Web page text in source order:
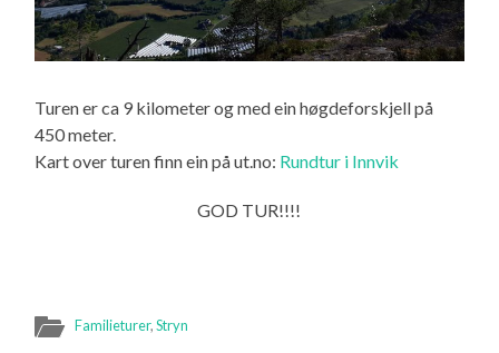
Turen er ca 9 kilometer og med ein høgdeforskjell på
450 meter.
Kart over turen finn ein på ut.no: Rundtur i Innvik
GOD TUR!!!!
Familieturer,Stryn